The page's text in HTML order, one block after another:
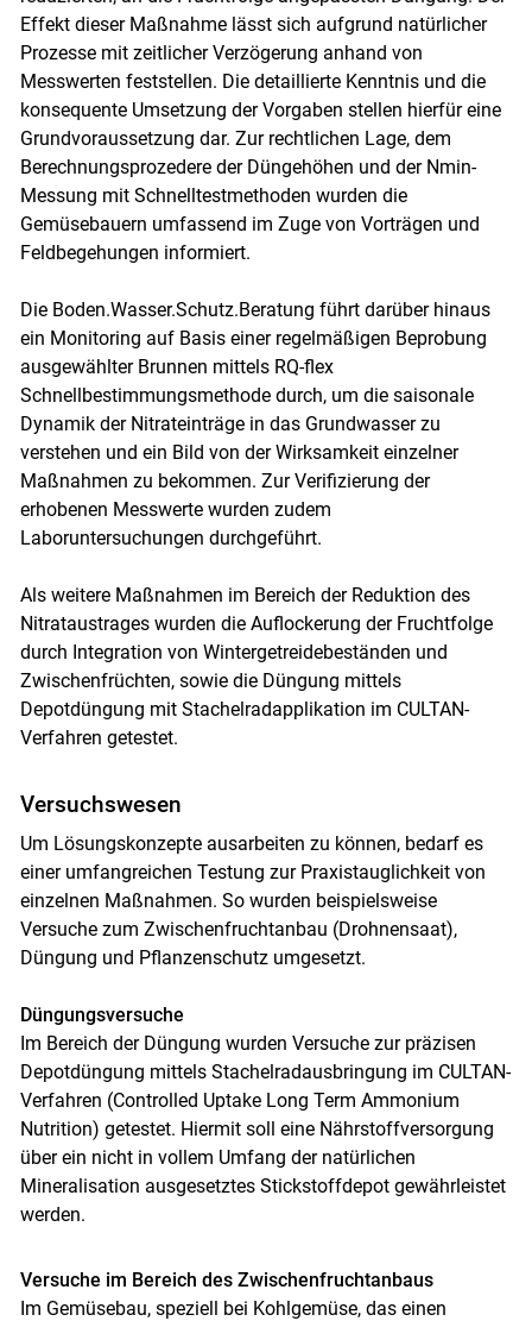
Effekt dieser Maßnahme lässt sich aufgrund natürlicher
Prozesse mit zeitlicher Verzögerung anhand von
Messwerten feststellen. Die detaillierte Kenntnis und die
konsequente Umsetzung der Vorgaben stellen hierfür eine
Grundvoraussetzung dar. Zur rechtlichen Lage, dem
Berechnungsprozedere der Düngehöhen und der Nmin-
Messung mit Schnelltestmethoden wurden die
Gemüsebauern umfassend im Zuge von Vorträgen und
Feldbegehungen informiert.
Die Boden.Wasser.Schutz.Beratung führt darüber hinaus
ein Monitoring auf Basis einer regelmäßigen Beprobung
ausgewählter Brunnen mittels RQ-flex
Schnellbestimmungsmethode durch, um die saisonale
Dynamik der Nitrateinträge in das Grundwasser zu
verstehen und ein Bild von der Wirksamkeit einzelner
Maßnahmen zu bekommen. Zur Verifizierung der
erhobenen Messwerte wurden zudem
Laboruntersuchungen durchgeführt.
Als weitere Maßnahmen im Bereich der Reduktion des
Nitrataustrages wurden die Auflockerung der Fruchtfolge
durch Integration von Wintergetreidebeständen und
Zwischenfrüchten, sowie die Düngung mittels
Depotdüngung mit Stachelradapplikation im CULTAN-
Verfahren getestet.
Versuchswesen
Um Lösungskonzepte ausarbeiten zu können, bedarf es
einer umfangreichen Testung zur Praxistauglichkeit von
einzelnen Maßnahmen. So wurden beispielsweise
Versuche zum Zwischenfruchtanbau (Drohnensaat),
Düngung und Pflanzenschutz umgesetzt.
Düngungsversuche
Im Bereich der Düngung wurden Versuche zur präzisen
Depotdüngung mittels Stachelradausbringung im CULTAN-
Verfahren (Controlled Uptake Long Term Ammonium
Nutrition) getestet. Hiermit soll eine Nährstoffversorgung
über ein nicht in vollem Umfang der natürlichen
Mineralisation ausgesetztes Stickstoffdepot gewährleistet
werden.
Versuche im Bereich des Zwischenfruchtanbaus
Im Gemüsebau, speziell bei Kohlgemüse, das einen